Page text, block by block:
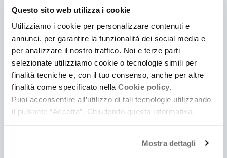
Questo sito web utilizza i cookie
Utilizziamo i cookie per personalizzare contenuti e
annunci, per garantire la funzionalità dei social media e
per analizzare il nostro traffico. Noi e terze parti
selezionate utilizziamo cookie o tecnologie simili per
finalità tecniche e, con il tuo consenso, anche per altre
finalità come specificato nella Cookie policy.
Puoi acconsentire all’utilizzo di tali tecnologie utilizzando
il pulsante “Accetta”. Chiudendo questa informativa,
Mostra dettagli
Residenze